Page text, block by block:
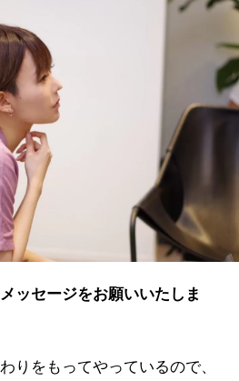
セージをお願いいたしま
りをもってやっているので、